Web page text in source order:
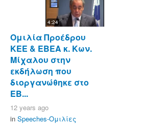
4:24
Ομιλία Προέδρου
ΚΕΕ & ΕΒΕΑ κ. Κων.
Μίχαλου στην
εκδήλωση που
διοργανώθηκε στο
ΕΒ...
12 years ago
in Speeches-Ομιλίες